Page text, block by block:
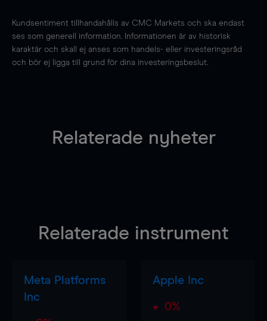
Kundsentiment tillhandahålls av CMC Markets och ska endast
ses som generell information. Informationen är av historisk
karaktär och skall ej anses som handels- eller investeringsråd
och bör ej ligga till grund för dina investeringsbeslut.
Relaterade nyheter
Relaterade instrument
Meta Platforms
Inc
Apple Inc
0%